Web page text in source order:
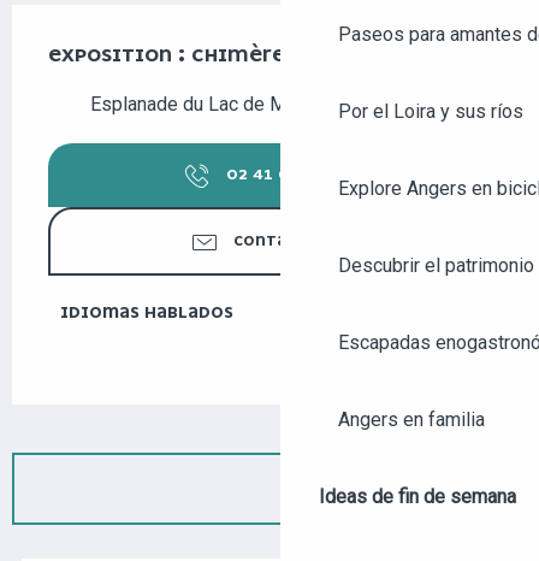
Paseos para amantes
Por el Loira y sus ríos
Explore Angers en
Descubrir el
Escapadas
Angers en familia
Ideas de fin de semana
EXPOSITION : CHIMÈRES VÉGÉTALES
Esplanade du Lac de Maine, 49000 Angers
02 41 05 33
CONTÁCTENOS
IDIOMAS HABLADOS
IDIOMAS HABLADOS